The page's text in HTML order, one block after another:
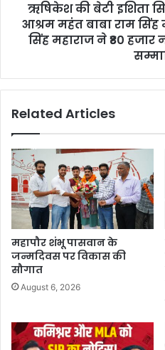
ऋषिकेश की बेटी इशिता
आश्रम महंत बाबा राम सिंह
सिंह महाराज ने ₹80
Related Articles
महापौर शंभू पासवान के
जन्मदिवस पर विकास की
सौगात
August 6, 2026